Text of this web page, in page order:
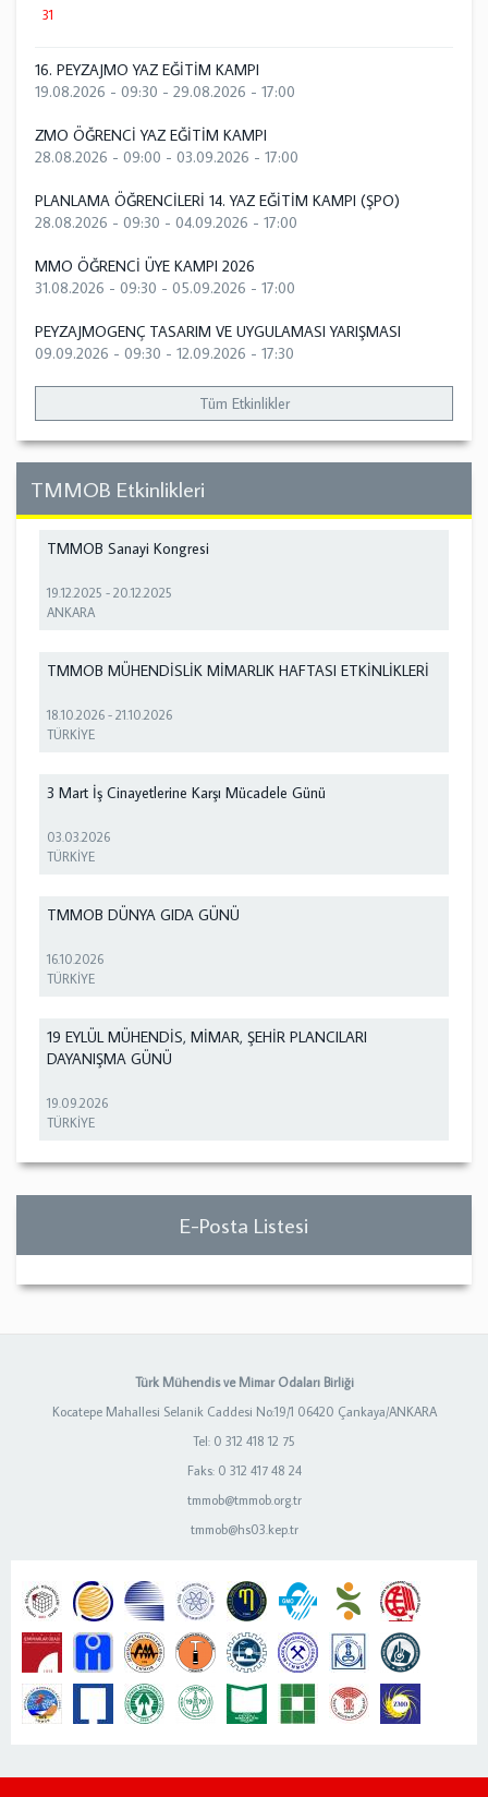
31
16. PEYZAJMO YAZ EĞİTİM KAMPI
19.08.2026 - 09:30 - 29.08.2026 - 17:00
ZMO ÖĞRENCİ YAZ EĞİTİM KAMPI
28.08.2026 - 09:00 - 03.09.2026 - 17:00
PLANLAMA ÖĞRENCİLERİ 14. YAZ EĞİTİM KAMPI (ŞPO)
28.08.2026 - 09:30 - 04.09.2026 - 17:00
MMO ÖĞRENCİ ÜYE KAMPI 2026
31.08.2026 - 09:30 - 05.09.2026 - 17:00
PEYZAJMOGENÇ TASARIM VE UYGULAMASI YARIŞMASI
09.09.2026 - 09:30 - 12.09.2026 - 17:30
Tüm Etkinlikler
TMMOB Etkinlikleri
TMMOB Sanayi Kongresi
19.12.2025 -20.12.2025
ANKARA
TMMOB MÜHENDİSLİK MİMARLIK HAFTASI ETKİNLİKLERİ
18.10.2026 -21.10.2026
TÜRKİYE
3 Mart İş Cinayetlerine Karşı Mücadele Günü
03.03.2026
TÜRKİYE
TMMOB DÜNYA GIDA GÜNÜ
16.10.2026
TÜRKİYE
19 EYLÜL MÜHENDİS, MİMAR, ŞEHİR PLANCILARI
DAYANIŞMA GÜNÜ
19.09.2026
TÜRKİYE
E-Posta Listesi
Türk Mühendis ve Mimar Odaları Birliği
Kocatepe Mahallesi Selanik Caddesi No:19/1 06420 Çankaya/ANKARA
Tel: 0 312 418 12 75
Faks: 0 312 417 48 24
tmmob@tmmob.org.tr
tmmob@hs03.kep.tr